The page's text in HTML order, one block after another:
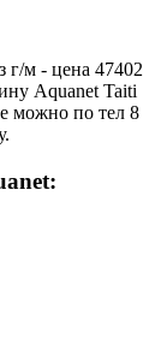
г/м - цена 47402
Aquanet Taiti
можно по тел 8